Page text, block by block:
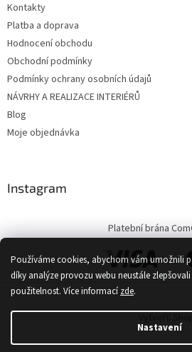
Používáme cookies, abychom vám umožnili
díky analýze provozu webu neustále
použitelnost. Více informacízde.
Nastavení
Kontakty
Platba a doprava
Hodnocení obchodu
Obchodní podmínky
Podmínky ochrany osobních údajů
NÁVRHY A REALIZACE INTERIÉRŮ
Blog
Moje objednávka
Instagram
Platební brána